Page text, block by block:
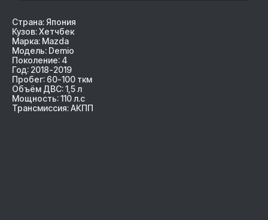
Страна: Япония
Кузов: Хетчбек
Марка: Mazda
Модель: Demio
Поколение: 4
Год: 2018-2019
Пробег: 60-100 ткм
Объём ДВС: 1,5 л
Мощность: 110 л.с
Трансмиссия: АКПП